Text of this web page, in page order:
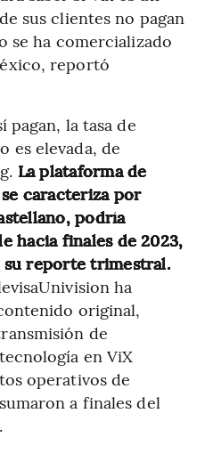
sus clientes no pagan
se ha comercializado
reportó
pagan, la tasa de
es elevada, de
La plataforma de
caracteriza por
podría
hacia finales de 2023,
reporte trimestral.
ha
original,
de
en ViX
operativos de
a finales del